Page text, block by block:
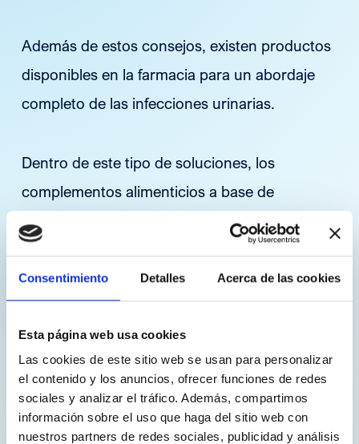
Consentimiento Detalles Acerca de las cookies
Esta página web usa cookies
Las cookies de este sitio web se usan para personalizar
el contenido y los anuncios, ofrecer funciones de redes
sociales y analizar el tráfico. Además, compartimos
información sobre el uso que haga del sitio web con
nuestros partners de redes sociales, publicidad y análisis
Además de estos consejos, existen productos
disponibles en la farmacia para un abordaje
completo de las infecciones urinarias.
Dentro de este tipo de soluciones, los
complementos alimenticios a base de
arándano rojo, hibisco y própolis contribuyen
a inhibir la adherencia de las bacterias al
tracto urinario, impiden la proliferación
bacteriana y la colonización del tracto
urinario.
Ante las primeras señales de infección, es
posible optar por la incorporación de D-